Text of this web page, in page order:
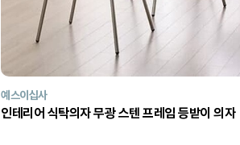
예스이십사
인테리어 식탁의자 무광 스텐 프레임 등받이 의자